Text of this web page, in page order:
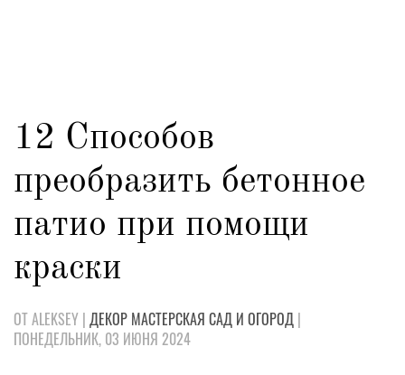
12 Способов
преобразить бетонное
патио при помощи
краски
ОТ ALEKSEY | ДЕКОР МАСТЕРСКАЯ САД И ОГОРОД |
ПОНЕДЕЛЬНИК, 03 ИЮНЯ 2024